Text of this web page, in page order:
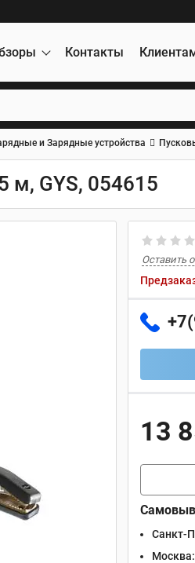
Контакты
и Зарядные устройства
м, GYS, 054615
Оставить
13
Санкт-
Москва: